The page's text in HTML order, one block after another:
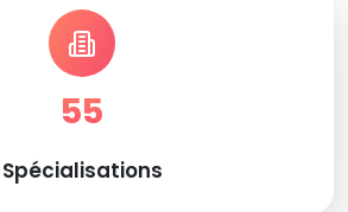
55
Spécialisations